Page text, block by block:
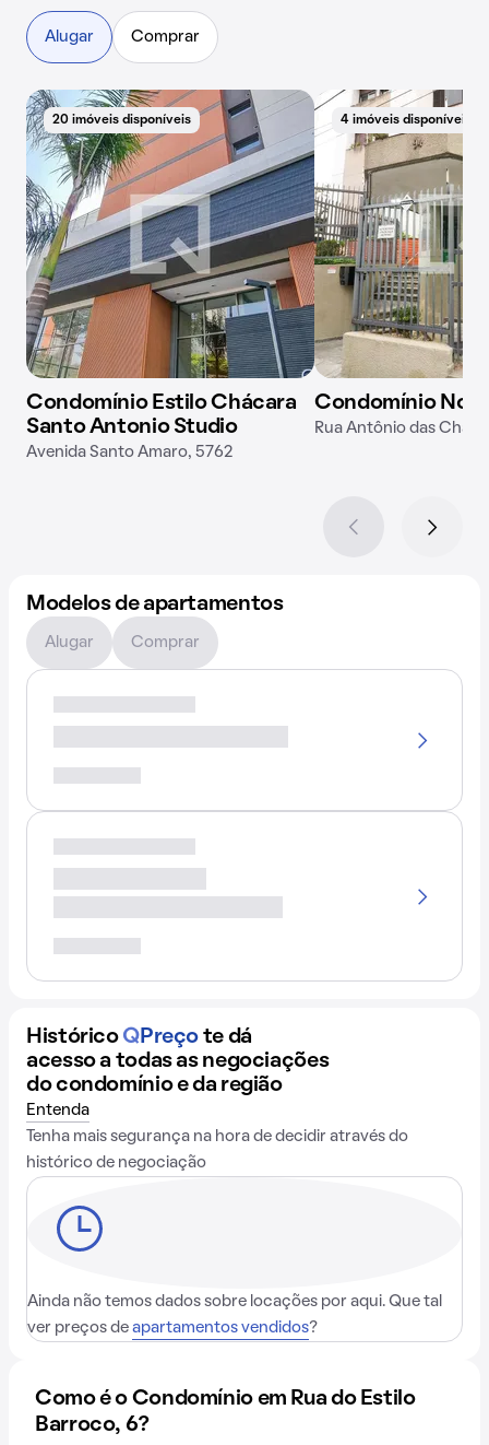
Alugar Comprar
20 imóveis disponíveis
Condomínio Estilo Chácara
Santo Antonio Studio
Avenida Santo Amaro, 5762
4 imóveis disponíveis
Condomínio
Rua Antônio das
Modelos de apartamentos
Alugar Comprar
Histórico QPreço te dá
acesso a todas as negociações
do condomínio e da região
Entenda
Tenha mais segurança na hora de decidir através do
histórico de negociação
Ainda não temos dados sobre locações por aqui. Que tal
ver preços de apartamentos vendidos?
Como é o Condomínio em Rua do Estilo
Barroco, 6?